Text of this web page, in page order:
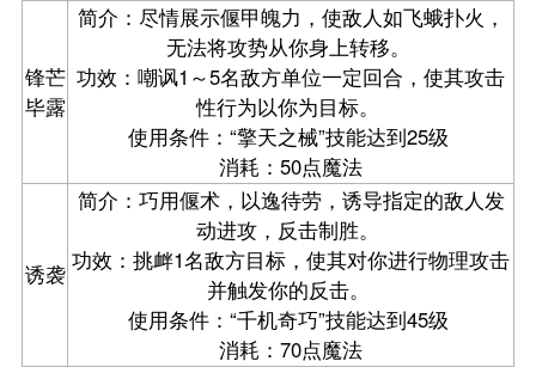
锋芒
毕露
简介：尽情展示偃甲魄力，使敌人如飞蛾扑火，
无法将攻势从你身上转移。
功效：嘲讽1～5名敌方单位一定回合，使其攻击
性行为以你为目标。
使用条件：“擎天之械”技能达到25级
消耗：50点魔法
诱袭
简介：巧用偃术，以逸待劳，诱导指定的敌人发
动进攻，反击制胜。
功效：挑衅1名敌方目标，使其对你进行物理攻击
并触发你的反击。
使用条件：“千机奇巧”技能达到45级
消耗：70点魔法